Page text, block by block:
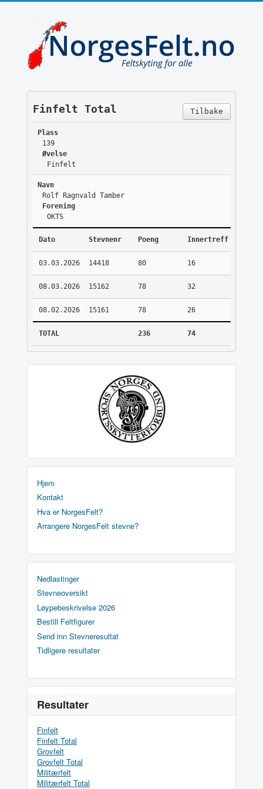
Tilbake
Finfelt Total
Plass
139
Øvelse
Finfelt
Navn
Rolf Ragnvald Tamber
Forening
OKTS
Dato Stevnenr Poeng Innertreff
03.03.2026 14418 80 16
08.03.2026 15162 78 32
08.02.2026 15161 78 26
TOTAL 236 74
Hjem
Kontakt
Hva er NorgesFelt?
Arrangere NorgesFelt stevne?
Nedlastinger
Stevneoversikt
Løypebeskrivelse 2026
Bestill Feltfigurer
Send inn Stevneresultat
Tidligere resultater
Resultater
Finfelt
Finfelt Total
Grovfelt
Grovfelt Total
Militærfelt
Militærfelt Total